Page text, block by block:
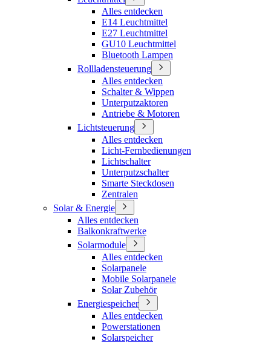
Alles entdecken
E14 Leuchtmittel
E27 Leuchtmittel
GU10 Leuchtmittel
Bluetooth Lampen
Rollladensteuerung
Alles entdecken
Schalter & Wippen
Unterputzaktoren
Antriebe & Motoren
Lichtsteuerung
Alles entdecken
Licht-Fernbedienungen
Lichtschalter
Unterputzschalter
Smarte Steckdosen
Zentralen
Solar & Energie
Alles entdecken
Balkonkraftwerke
Solarmodule
Alles entdecken
Solarpanele
Mobile Solarpanele
Solar Zubehör
Energiespeicher
Alles entdecken
Powerstationen
Solarspeicher